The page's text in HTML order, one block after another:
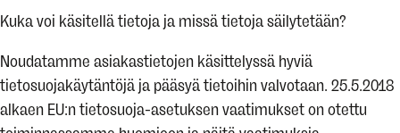
Kuka voi käsitellä tietoja ja missä tietoja säilytetään?
Noudatamme asiakastietojen käsittelyssä hyviä
tietosuojakäytäntöjä ja pääsyä tietoihin valvotaan. 25.5.2018
alkaen EU:n tietosuoja-asetuksen vaatimukset on otettu